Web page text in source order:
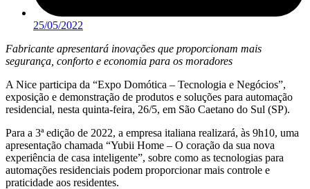
25/05/2022
Fabricante apresentará inovações que proporcionam mais
segurança, conforto e economia para os moradores
A Nice participa da “Expo Domótica – Tecnologia e Negócios”,
exposição e demonstração de produtos e soluções para automação
residencial, nesta quinta-feira, 26/5, em São Caetano do Sul (SP).
Para a 3ª edição de 2022, a empresa italiana realizará, às 9h10, uma
apresentação chamada “Yubii Home – O coração da sua nova
experiência de casa inteligente”, sobre como as tecnologias para
automações residenciais podem proporcionar mais controle e
praticidade aos residentes.